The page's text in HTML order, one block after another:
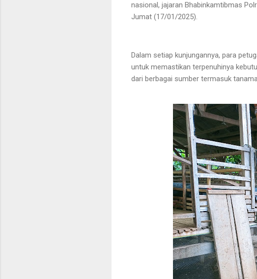
nasional, jajaran Bhabinkamtibmas
Jumat (17/01/2025).
Dalam setiap kunjungannya, para
untuk memastikan terpenuhinya
dari berbagai sumber termasuk